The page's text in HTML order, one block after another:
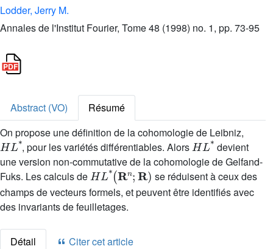
Lodder, Jerry M.
Annales de l'Institut Fourier, Tome 48 (1998) no. 1, pp. 73-95
Abstract (VO)
Résumé
On propose une définition de la cohomologie de Leibniz,
HL*
, pour les variétés différentiables. Alors
HL*
devient
une version non-commutative de la cohomologie de Gelfand-
Fuks. Les calculs de
HL*(Rn;R)
se réduisent à ceux des
champs de vecteurs formels, et peuvent être identifiés avec
des invariants de feuilletages.
Détail Citer cet article